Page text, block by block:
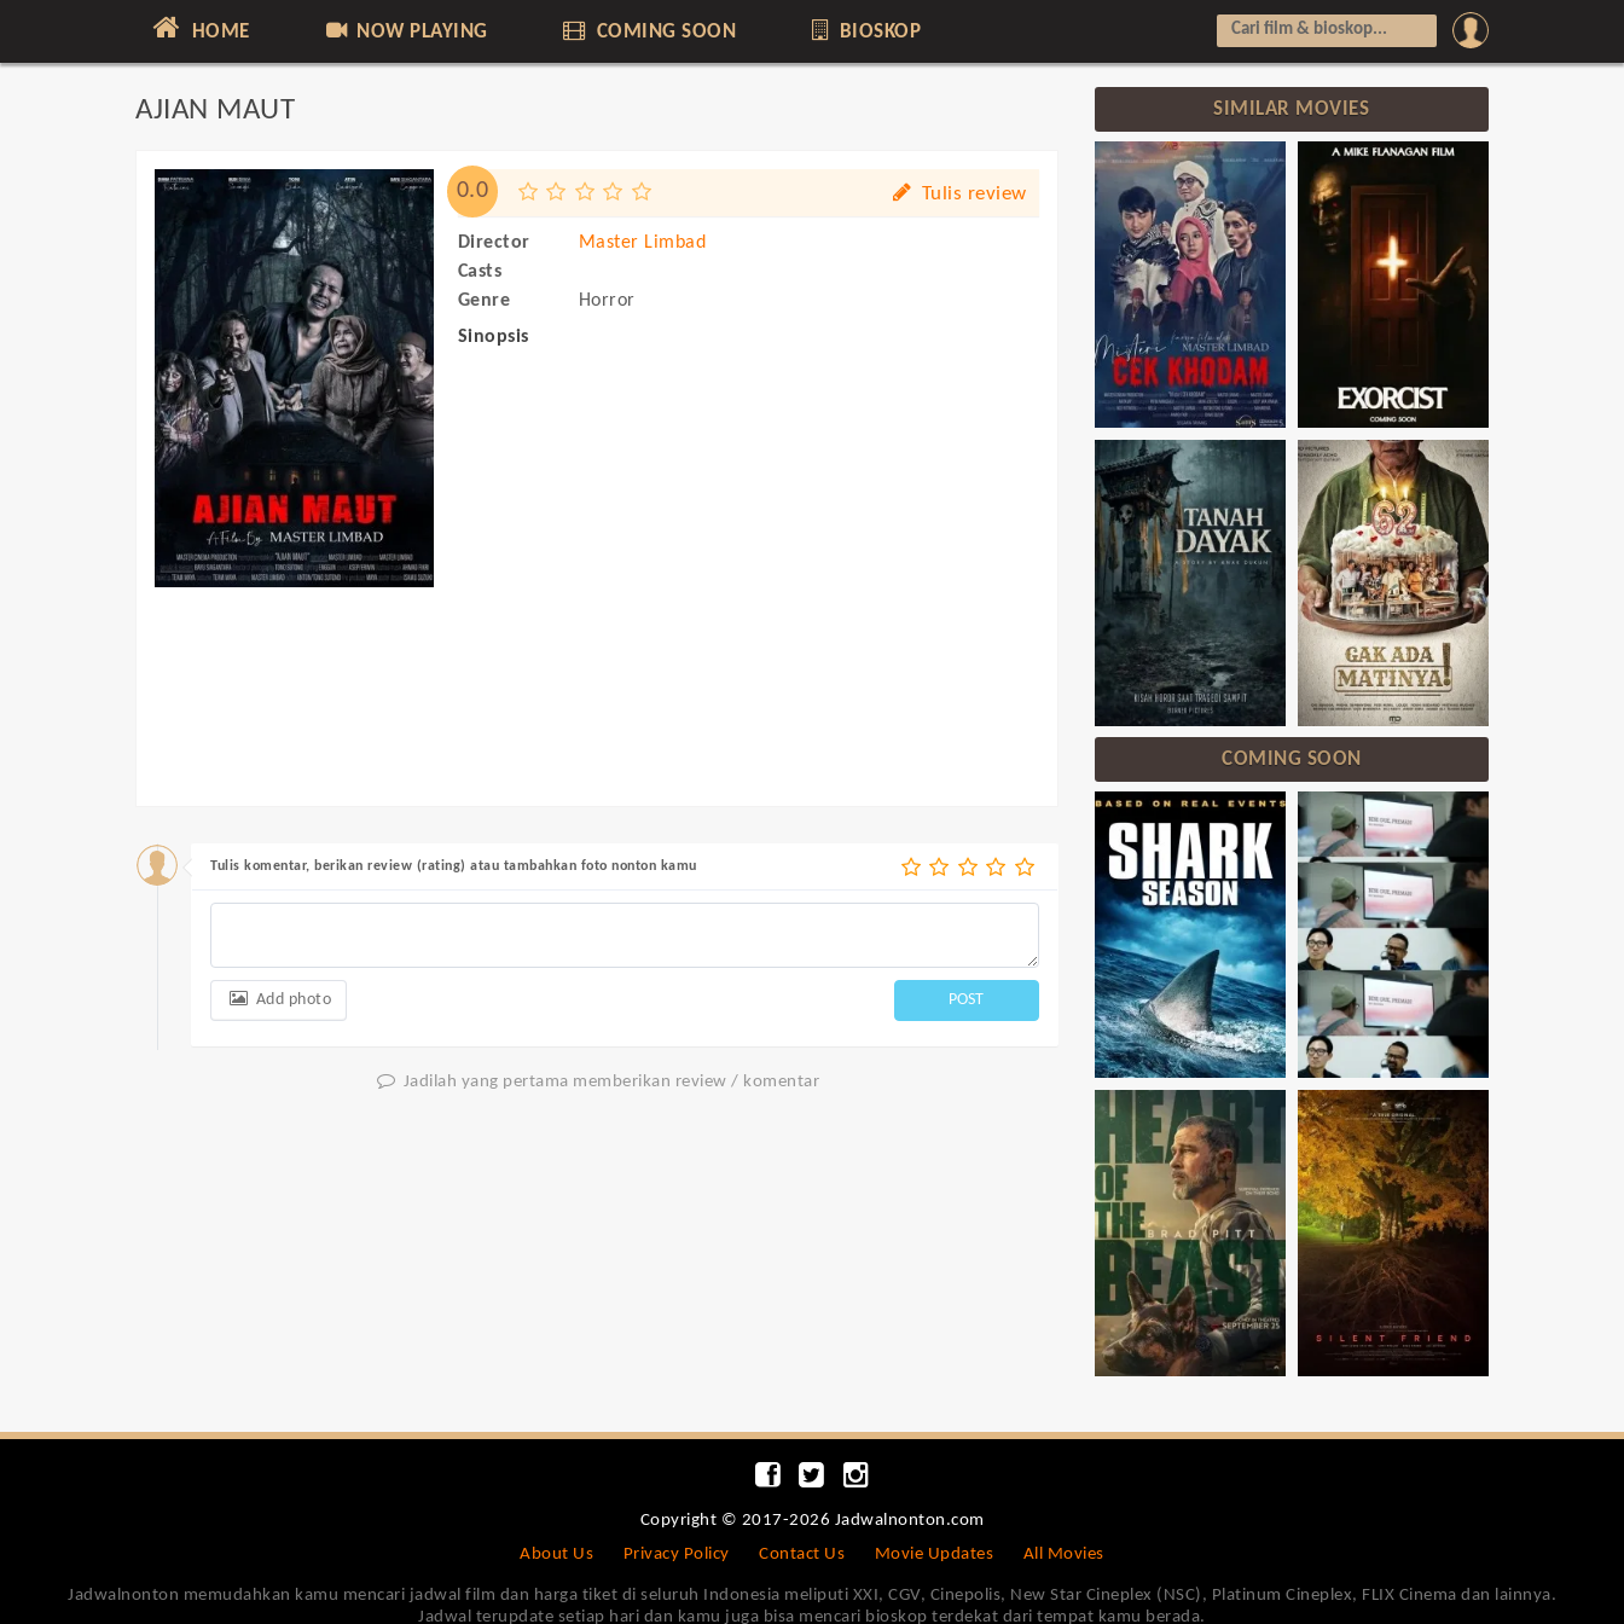
HOME NOW PLAYING COMING SOON BIOSKOP
AJIAN MAUT
0.0 Tulis review
Director
Master Limbad
Casts
Genre
Horror
Sinopsis
Tulis komentar, berikan review (rating) atau tambahkan foto nonton kamu
Add photo POST
Jadilah yang pertama memberikan review / komentar
SIMILAR MOVIES
COMING SOON
Copyright © 2017-2026 Jadwalnonton.com
About Us
Privacy Policy Contact Us Movie Updates All Movies
Jadwalnonton memudahkan kamu mencari jadwal film dan harga tiket di seluruh Indonesia meliputi XXI, CGV, Cinepolis, New Star Cineplex (NSC), Platinum Cineplex, FLIX Cinema dan lainnya.
Jadwal terupdate setiap hari dan kamu juga bisa mencari bioskop terdekat dari tempat kamu berada.